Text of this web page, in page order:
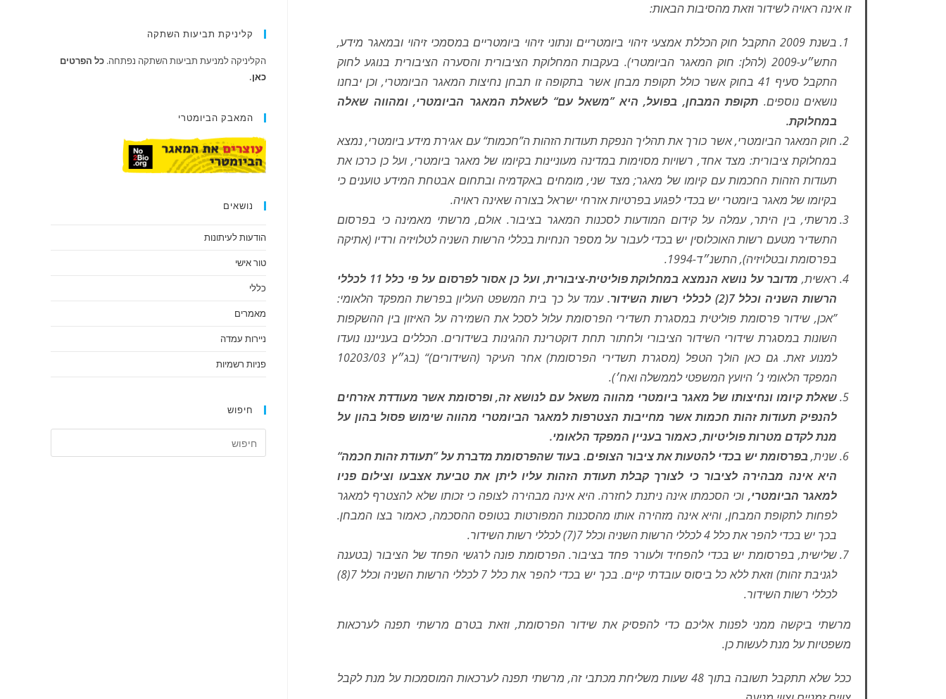
זו אינה ראויה לשידור וזאת מהסיבות הבאות:
בשנת 2009 התקבל חוק הכללת אמצעי זיהוי ביומטריים ונתוני זיהוי ביומטריים במסמכי זיהוי ובמאגר מידע,
התש״ע-2009 (להלן: חוק המאגר הביומטרי). בעקבות המחלוקת הציבורית והסערה הציבורית בנוגע לחוק
התקבל סעיף 41 בחוק אשר כולל תקופת מבחן אשר בתקופה זו תבחן נחיצות המאגר הביומטרי, וכן יבחנו
נושאים נוספים. תקופת המבחן, בפועל, היא ”משאל עם“ לשאלת המאגר הביומטרי, ומהווה שאלה
במחלוקת.
חוק המאגר הביומטרי, אשר כורך את תהליך הנפקת תעודות הזהות ה”חכמות“ עם אגירת מידע ביומטרי, נמצא
במחלוקת ציבורית: מצד אחד, רשויות מסוימות במדינה מעוניינות בקיומו של מאגר ביומטרי, ועל כן כרכו את
תעודות הזהות החכמות עם קיומו של מאגר; מצד שני, מומחים באקדמיה ובתחום אבטחת המידע טוענים כי
בקיומו של מאגר ביומטרי יש בכדי לפגוע בפרטיות אזרחי ישראל בצורה שאינה ראויה.
מרשתי, בין היתר, עמלה על קידום המודעות לסכנות המאגר בציבור. אולם, מרשתי מאמינה כי בפרסום
התשדיר מטעם רשות האוכלוסין יש בכדי לעבור על מספר הנחיות בכללי הרשות השניה לטלויזיה ורדיו (אתיקה
בפרסומת ובטלויזיה), התשנ״ד-1994.
ראשית,
מדובר על נושא הנמצא במחלוקת פוליטית-ציבורית, ועל כן אסור לפרסום על פי כלל 11 לכללי
הרשות השניה וכלל 7(2) לכללי רשות השידור.
עמד על כך בית המשפט העליון בפרשת המפקד הלאומי:
”אכן, שידור פרסומת פוליטית במסגרת תשדירי הפרסומת עלול לסכל את השמירה על האיזון בין ההשקפות
השונות במסגרת שידורי השידור הציבורי ולחתור תחת דוקטרינת ההגינות בשידורים. הכללים בענייננו נועדו
למנוע זאת. גם כאן הולך הטפל (מסגרת תשדירי הפרסומת) אחר העיקר (השידורים)
“ (בג״ץ 10203/03
המפקד הלאומי נ׳ היועץ המשפטי לממשלה ואח׳).
שאלת קיומו ונחיצותו של מאגר ביומטרי מהווה משאל עם לנושא זה, ופרסומת אשר מעודדת אזרחים
להנפיק תעודות זהות חכמות אשר מחייבות הצטרפות למאגר הביומטרי מהווה שימוש פסול בהון על
מנת לקדם מטרות פוליטיות, כאמור בעניין המפקד הלאומי.
שנית,בפרסומת יש בכדי להטעות את ציבור הצופים. בעוד שהפרסומת מדברת על ”תעודת זהות חכמה“
היא אינה מבהירה לציבור כי לצורך קבלת תעודת הזהות עליו ליתן את טביעת אצבעו וצילום פניו
למאגר הביומטרי, וכי הסכמתו אינה ניתנת לחזרה. היא אינה מבהירה לצופה כי זכותו שלא להצטרף למאגר
לפחות לתקופת המבחן, והיא אינה מזהירה אותו מהסכנות המפורטות בטופס ההסכמה, כאמור בצו המבחן.
בכך יש בכדי להפר את כלל 4 לכללי הרשות השניה וכלל 7(7) לכללי רשות השידור.
שלישית, בפרסומת יש בכדי להפחיד ולעורר פחד בציבור. הפרסומת פונה לרגשי הפחד של הציבור (בטענה
לגניבת זהות) וזאת ללא כל ביסוס עובדתי קיים. בכך יש בכדי להפר את כלל 7 לכללי הרשות השניה וכלל 7(8)
לכללי רשות השידור.
מרשתי ביקשה ממני לפנות אליכם כדי להפסיק את שידור הפרסומת, וזאת בטרם מרשתי תפנה לערכאות
משפטיות על מנת לעשות כן.
ככל שלא תתקבל תשובה בתוך 48 שעות משליחת מכתבי זה, מרשתי תפנה לערכאות המוסמכות על מנת לקבל
קליניקת תביעות השתקה
הקליניקה למניעת תביעות השתקה נפתחה. כל הפרטים
כאן.
המאבק הביומטרי
נושאים
הודעות לעיתונות
טור אישי
כללי
מאמרים
ניירות עמדה
פניות רשמיות
חיפוש